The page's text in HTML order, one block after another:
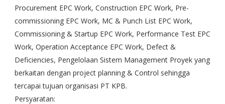
Procurement EPC Work, Construction EPC Work, Pre-
commissioning EPC Work, MC & Punch List EPC Work,
Commissioning & Startup EPC Work, Performance Test EPC
Work, Operation Acceptance EPC Work, Defect &
Deficiencies, Pengelolaan Sistem Management Proyek yang
berkaitan dengan project planning & Control sehingga
tercapai tujuan organisasi PT KPB.
Persyaratan: